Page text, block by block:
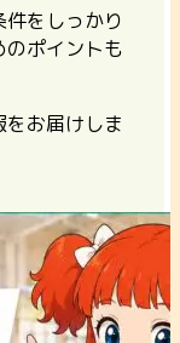
をしっかり
ポイントも
お届けしま